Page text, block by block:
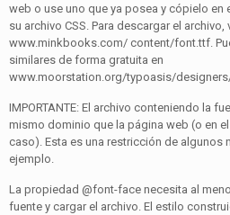
web o use uno que ya posea y cópielo
su archivo CSS. Para descargar el
www.minkbooks.com/ content/font.ttf.
similares de forma gratuita en
www.moorstation.org/typoasis/
IMPORTANTE: El archivo conteniendo la
mismo dominio que la página web (o en
caso). Esta es una restricción de algunos
ejemplo.
La propiedad @font-face necesita al
fuente y cargar el archivo. El estilo